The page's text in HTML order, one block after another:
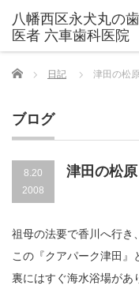
Home 日記 津田の松原
ブログ
8.20
2008
津田の松原
祖母の法要で香川へ行き
この『クアパーク津田』
裏にはすぐ海水浴場があ